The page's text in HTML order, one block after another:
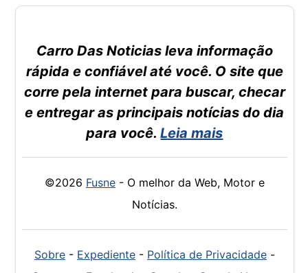
Carro Das Noticias leva informação
rápida e confiável até você. O site que
corre pela internet para buscar, checar
e entregar as principais notícias do dia
para você.Leia mais
©2026 Fusne- O melhor da Web, Motor e
Notícias.
Sobre- Expediente- Política de Privacidade-